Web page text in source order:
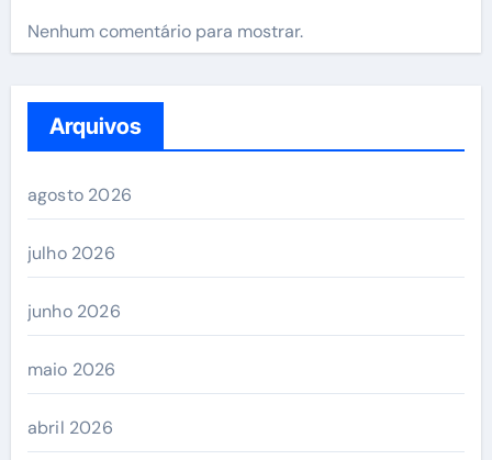
Nenhum comentário para mostrar.
Arquivos
agosto 2026
julho 2026
junho 2026
maio 2026
abril 2026